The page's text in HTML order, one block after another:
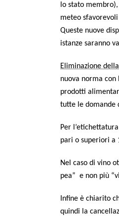
lo sta­to
meteo
Que­ste nuo­ve
istan­ze saran­no
Eli­mi­na­zio­ne
nuo­va nor­ma
pro­dot­ti
tut­te le doman­de
Per
pari o supe­rio­ri a
Nel caso di vino
pea” e non più
Infi­ne è chia­ri­to
quin­di la